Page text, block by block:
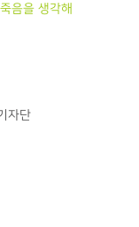
음을 생각해
자단